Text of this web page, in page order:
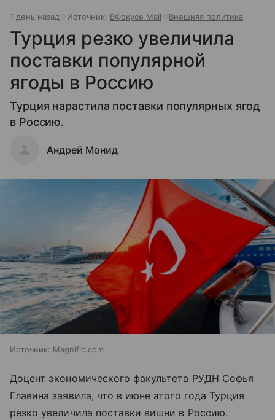
1 день назад Источник: ВФокусе Mail Внешняя политика
Турция резко увеличила
поставки популярной
ягоды в Россию
Турция нарастила поставки популярных ягод
в Россию.
Андрей Монид
Источник: Magnific.com
Доцент экономического факультета РУДН Софья
Главина заявила, что в июне этого года Турция
резко увеличила поставки вишни в Россию.